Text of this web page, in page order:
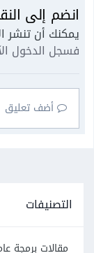
انضم إلى
يمكنك أن تنشر
فسجل الدخول
أضف تعليق
التصنيفات
مقالات برمجة